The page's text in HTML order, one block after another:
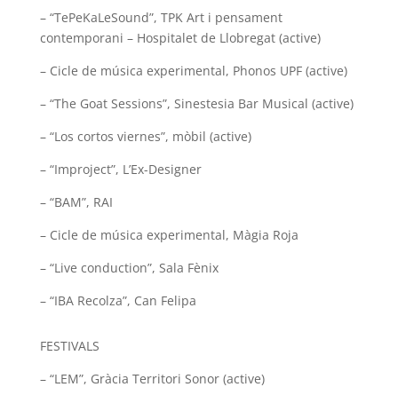
– “TePeKaLeSound”, TPK Art i pensament
contemporani – Hospitalet de Llobregat (active)
– Cicle de música experimental, Phonos UPF (active)
– “The Goat Sessions”, Sinestesia Bar Musical (active)
– “Los cortos viernes”, mòbil (active)
– “Improject”, L’Ex-Designer
– “BAM”, RAI
– Cicle de música experimental, Màgia Roja
– “Live conduction”, Sala Fènix
– “IBA Recolza”, Can Felipa
FESTIVALS
– “LEM”, Gràcia Territori Sonor (active)